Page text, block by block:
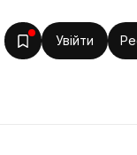
Увійти